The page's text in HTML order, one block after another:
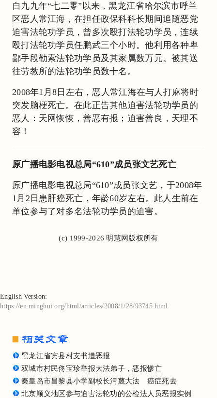
自九九年“七二零”以来，黑龙江省哈尔滨市呼兰
区恶人常江海，在担任政保科科长期间追随恶党
迫害法轮功学员，曾多次殴打法轮功学员，连续
殴打法轮功学员任鹏武三个小时。他利用各种卑
鄙手段勒索法轮功学员及其家属数万元。被其送
往劳教所的法轮功学员数十名。
2008年1月8日左右，恶人常江海在与人打麻将时
突发脑梗死亡。在此正告其他迫害法轮功学员的
恶人：天网恢恢，善恶有报；迫害善良，天理不
容！
原广播电影电视总局“610”成员张文艺死亡
原广播电影电视总局“610”成员张文艺，于2008年
1月2日患肝癌死亡，年龄60岁左右。此人生前在
单位参与了对多名法轮功学员的迫害。
(c) 1999-2026 明慧网版权所有
English Version:
https://en.minghui.org/html/articles/2008/1/28/93745.html
黑龙江省宾县村支书遭恶报
双城市村民佟宝珍举报大法弟子，恶报惨亡
秦皇岛市昌黎县小学副校长污蔑大法 癌症死去
北京顺义地区参与迫害法轮功的公检法人员恶报实例